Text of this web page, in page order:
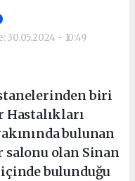
30.05.2024 - 10:49
biri
Hastalıkları
bulunan
olan Sinan
içinde bulunduğu